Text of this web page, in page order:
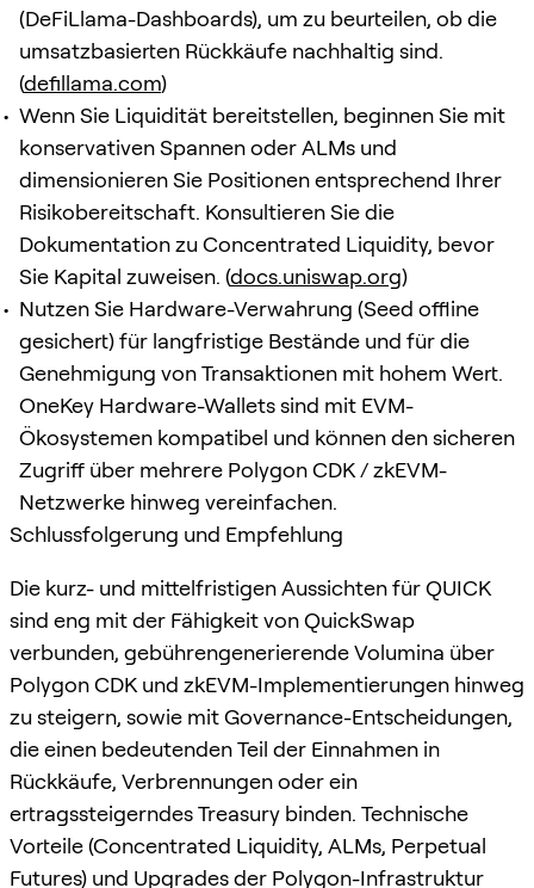
(DeFiLlama-Dashboards), um zu beurteilen, ob die
umsatzbasierten Rückkäufe nachhaltig sind.
(defillama.com)
Wenn Sie Liquidität bereitstellen, beginnen Sie mit
konservativen Spannen oder ALMs und
dimensionieren Sie Positionen entsprechend Ihrer
Risikobereitschaft. Konsultieren Sie die
Dokumentation zu Concentrated Liquidity, bevor
Sie Kapital zuweisen. (docs.uniswap.org)
Nutzen Sie Hardware-Verwahrung (Seed offline
gesichert) für langfristige Bestände und für die
Genehmigung von Transaktionen mit hohem Wert.
OneKey Hardware-Wallets sind mit EVM-
Ökosystemen kompatibel und können den sicheren
Zugriff über mehrere Polygon CDK / zkEVM-
Netzwerke hinweg vereinfachen.
Schlussfolgerung und Empfehlung
Die kurz- und mittelfristigen Aussichten für QUICK
sind eng mit der Fähigkeit von QuickSwap
verbunden, gebührengenerierende Volumina über
Polygon CDK und zkEVM-Implementierungen hinweg
zu steigern, sowie mit Governance-Entscheidungen,
die einen bedeutenden Teil der Einnahmen in
Rückkäufe, Verbrennungen oder ein
ertragssteigerndes Treasury binden. Technische
Vorteile (Concentrated Liquidity, ALMs, Perpetual
Futures) und Upgrades der Polygon-Infrastruktur